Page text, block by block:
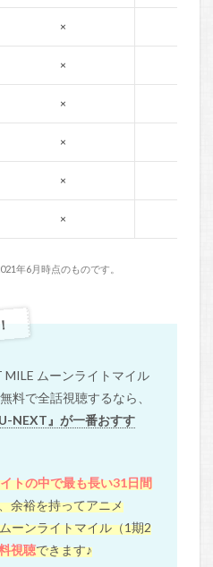
×
×
×
×
×
×
年6月時点のものです。
ムーンライトマイル
料で全話視聴するなら、
NEXT』が一番おすす
トの中で最も長い31日間
余裕を持ってアニメ
ーンライトマイル（1期2
視聴できます♪